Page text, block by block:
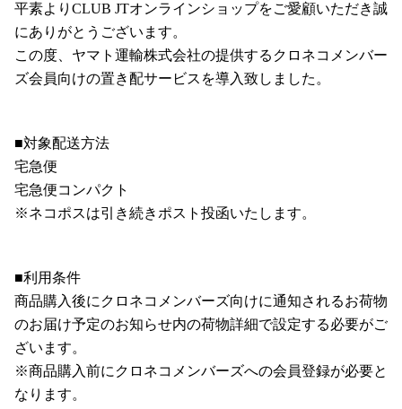
平素よりCLUB JTオンラインショップをご愛顧いただき誠
にありがとうございます。
この度、ヤマト運輸株式会社の提供するクロネコメンバー
ズ会員向けの置き配サービスを導入致しました。
■対象配送方法
宅急便
宅急便コンパクト
※ネコポスは引き続きポスト投函いたします。
■利用条件
商品購入後にクロネコメンバーズ向けに通知されるお荷物
のお届け予定のお知らせ内の荷物詳細で設定する必要がご
ざいます。
※商品購入前にクロネコメンバーズへの会員登録が必要と
なります。